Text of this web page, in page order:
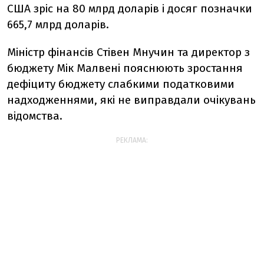
США зріс на 80 млрд доларів і досяг позначки
665,7 млрд доларів.
Міністр фінансів Стівен Мнучин та директор з
бюджету Мік Малвені пояснюють зростання
дефіциту бюджету слабкими податковими
надходженнями, які не виправдали очікувань
відомства.
РЕКЛАМА: